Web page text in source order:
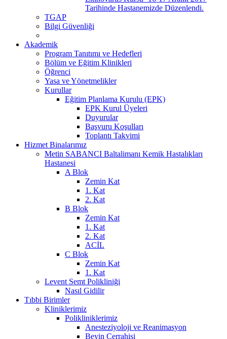
Tarihinde Hastanemizde Düzenlendi.
TGAP
Bilgi Güvenliği
Akademik
Program Tanıtımı ve Hedefleri
Bölüm ve Eğitim Klinikleri
Öğrenci
Yasa ve Yönetmelikler
Kurullar
Eğitim Planlama Kurulu (EPK)
EPK Kurul Üyeleri
Duyurular
Başvuru Koşulları
Toplantı Takvimi
Hizmet Binalarımız
Metin SABANCI Baltalimanı Kemik Hastalıkları
Hastanesi
A Blok
Zemin Kat
1. Kat
2. Kat
B Blok
Zemin Kat
1. Kat
2. Kat
ACİL
C Blok
Zemin Kat
1. Kat
Levent Semt Polikliniği
Nasıl Gidilir
Tıbbi Birimler
Kliniklerimiz
Polikliniklerimiz
Anesteziyoloji ve Reanimasyon
Beyin Cerrahisi